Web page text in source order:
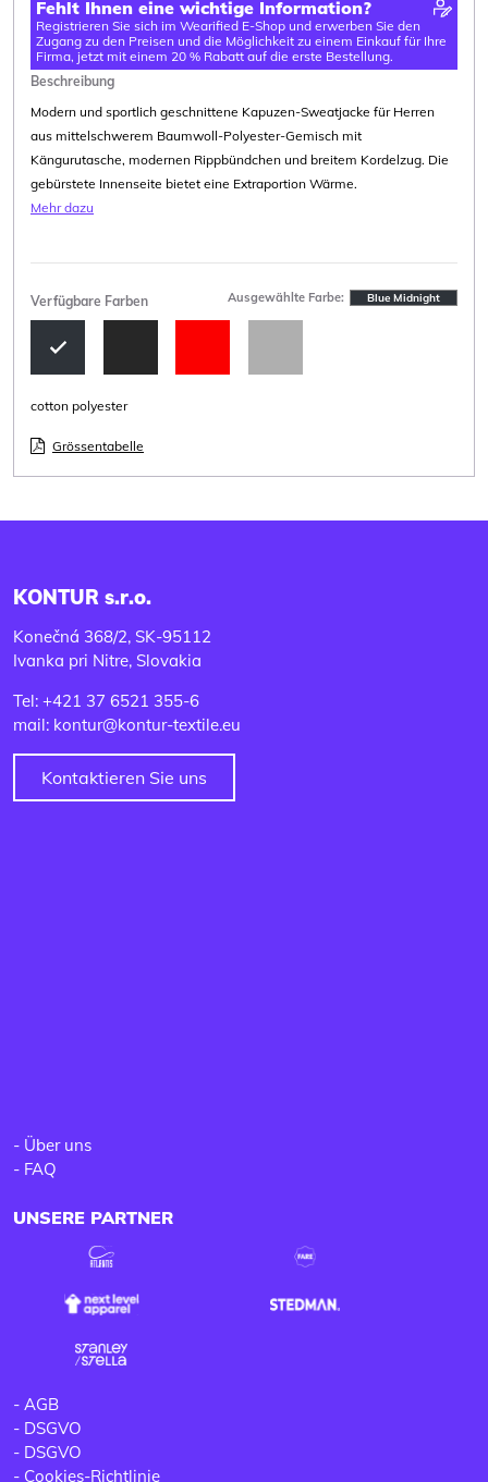
Fehlt Ihnen eine wichtige Information?
Registrieren Sie sich im Wearified E-Shop und erwerben Sie den
Zugang zu den Preisen und die Möglichkeit zu einem Einkauf für Ihre
Firma, jetzt mit einem 20 % Rabatt auf die erste Bestellung.
Beschreibung
Modern und sportlich geschnittene Kapuzen-Sweatjacke für Herren
aus mittelschwerem Baumwoll-Polyester-Gemisch mit
Kängurutasche, modernen Rippbündchen und breitem Kordelzug. Die
gebürstete Innenseite bietet eine Extraportion Wärme.
Mehr dazu
Verfügbare Farben Ausgewählte Farbe: Blue Midnight
cotton polyester
Grössentabelle
KONTUR s.r.o.
Konečná 368/2, SK-95112
Ivanka pri Nitre, Slovakia
Tel: +421 37 6521 355-6
mail: kontur@kontur-textile.eu
Kontaktieren Sie uns
- Über uns
- FAQ
UNSERE PARTNER
- AGB
- DSGVO
- DSGVO
- Cookies-Richtlinie